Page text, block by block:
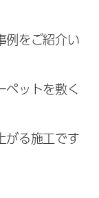
例をご紹介い
ペットを敷く
がる施工です